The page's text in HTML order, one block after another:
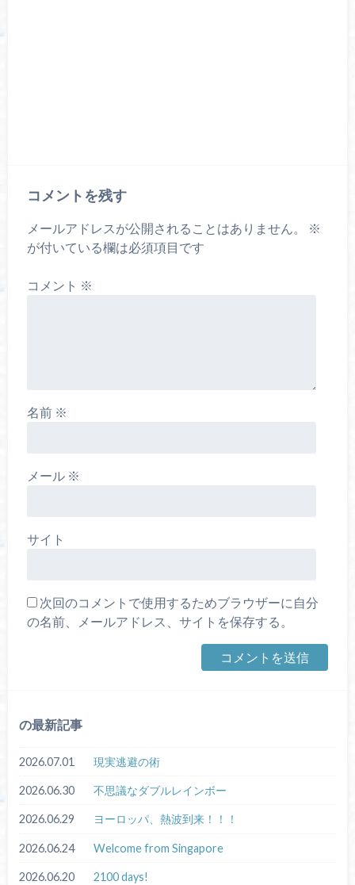
コメントを残す
メールアドレスが公開されることはありません。
※
が付いている欄は必須項目です
コメント ※
名前 ※
メール ※
サイト
次回のコメントで使用するためブラウザーに自分
の名前、メールアドレス、サイトを保存する。
の最新記事
2026.07.01 現実逃避の術
2026.06.30 不思議なダブルレインボー
2026.06.29 ヨーロッパ、熱波到来！！！
2026.06.24 Welcome from Singapore
2026.06.20 2100 days!